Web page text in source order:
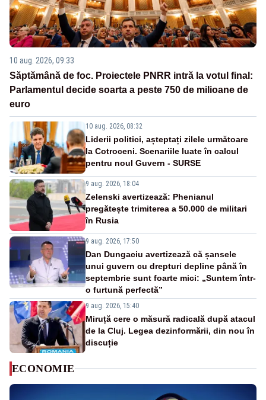
10 aug. 2026, 09:33
Săptămână de foc. Proiectele PNRR intră la votul final:
Parlamentul decide soarta a peste 750 de milioane de
euro
10 aug. 2026, 08:32
Liderii politici, așteptați zilele următoare
la Cotroceni. Scenariile luate în calcul
pentru noul Guvern - SURSE
9 aug. 2026, 18:04
Zelenski avertizează: Phenianul
pregătește trimiterea a 50.000 de militari
în Rusia
9 aug. 2026, 17:50
Dan Dungaciu avertizează că șansele
unui guvern cu drepturi depline până în
septembrie sunt foarte mici: „Suntem într-
o furtună perfectă”
9 aug. 2026, 15:40
Miruță cere o măsură radicală după atacul
de la Cluj. Legea dezinformării, din nou în
discuție
ECONOMIE